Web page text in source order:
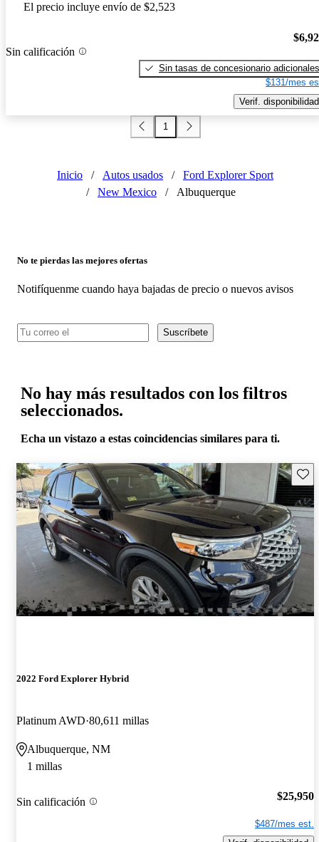
El precio incluye envío de $2,523
Sin calificación
Sin tasas de concesionario adicionales
$131/mes
Verif. disponibilidad
1
Inicio / Autos usados /
Ford Explorer Sport
/
New Mexico / Albuquerque
No te pierdas las mejores ofertas
Notifíquenme cuando haya bajadas de precio o nuevos avisos
Suscríbete
No hay más resultados con los filtros
seleccionados.
Echa un vistazo a estas coincidencias similares para ti.
2022 Ford Explorer Hybrid
Platinum AWD 80,611 millas
Albuquerque, NM
1 millas
Sin calificación $25,950
$487/mes est.